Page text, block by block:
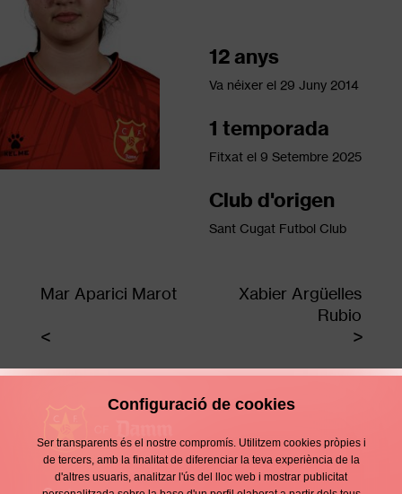
12 anys
Va néixer el 29 Juny 2014
1 temporada
Fitxat el 9 Setembre 2025
Club d'origen
Sant Cugat Futbol Club
Mar Aparici Marot
Xabier Argüelles
Rubio
Configuració de cookies
Ser transparents és el nostre compromís. Utilitzem cookies pròpies i
de tercers, amb la finalitat de diferenciar la teva experiència de la
d'altres usuaris, analitzar l'ús del lloc web i mostrar publicitat